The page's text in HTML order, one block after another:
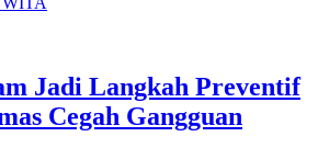
Jadi Langkah Preventif
Cegah Gangguan